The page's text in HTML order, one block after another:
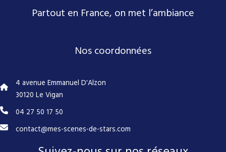
Partout en France, on met l’ambiance
Nos coordonnées
4 avenue Emmanuel D'Alzon
30120 Le Vigan
04 27 50 17 50
contact@mes-scenes-de-stars.com